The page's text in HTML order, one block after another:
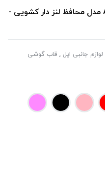
قاب گوشی اپل Apple iphone 12 مدل محافظ لنز دار کشویی -
لوازم جانبی اپل , قاب گوشی